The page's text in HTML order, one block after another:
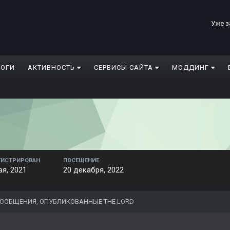
Уже
АКТИВНОСТЬ СЕРВИСЫ САЙТА МОДДИНГ
2021
ПОСЕЩЕНИЕ
20 декабря, 2022
ОПУБЛИКОВАННЫЕ THE LORD